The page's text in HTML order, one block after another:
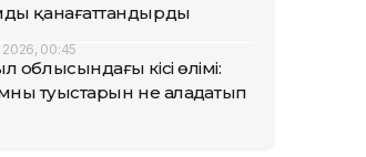
қанағаттандырды
2026, 00:45
облысындағы кісі өлімі:
туыстарын не алаңдатып